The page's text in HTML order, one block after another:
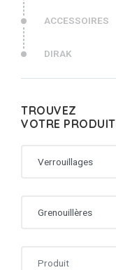
ACCESSOIRES
DIRAK
TROUVEZ
VOTRE PRODUIT
Verrouillages
Grenouillères
Produit